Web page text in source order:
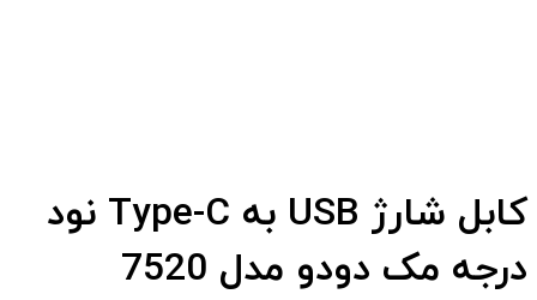
کابل شارژ USB به Type-C نود
درجه مک دودو مدل 7520